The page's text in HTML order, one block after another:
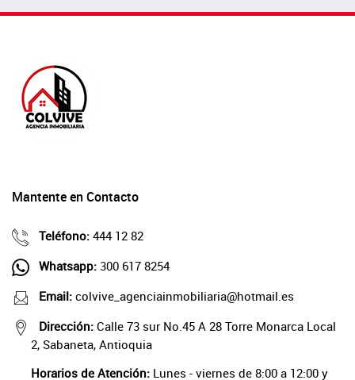
Mantente en Contacto
Teléfono: 444 12 82
Whatsapp: 300 617 8254
Email: colvive_agenciainmobiliaria@hotmail.es
Dirección: Calle 73 sur No.45 A 28 Torre Monarca Local
2, Sabaneta, Antioquia
Horarios de Atención: Lunes - viernes de 8:00 a 12:00 y